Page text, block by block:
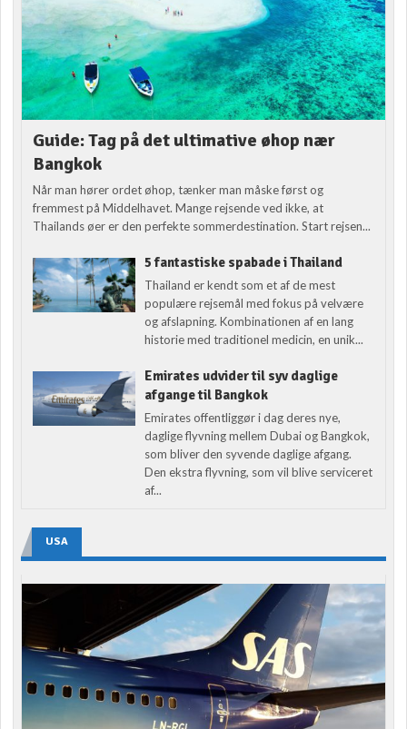
Guide: Tag på det ultimative øhop nær
Bangkok
Når man hører ordet øhop, tænker man måske først og
fremmest på Middelhavet. Mange rejsende ved ikke, at
Thailands øer er den perfekte sommerdestination. Start rejsen...
5 fantastiske spabade i Thailand
Thailand er kendt som et af de mest
populære rejsemål med fokus på velvære
og afslapning. Kombinationen af en lang
historie med traditionel medicin, en unik...
Emirates udvider til syv daglige
afgange til Bangkok
Emirates offentliggør i dag deres nye,
daglige flyvning mellem Dubai og Bangkok,
som bliver den syvende daglige afgang.
Den ekstra flyvning, som vil blive serviceret
af...
USA